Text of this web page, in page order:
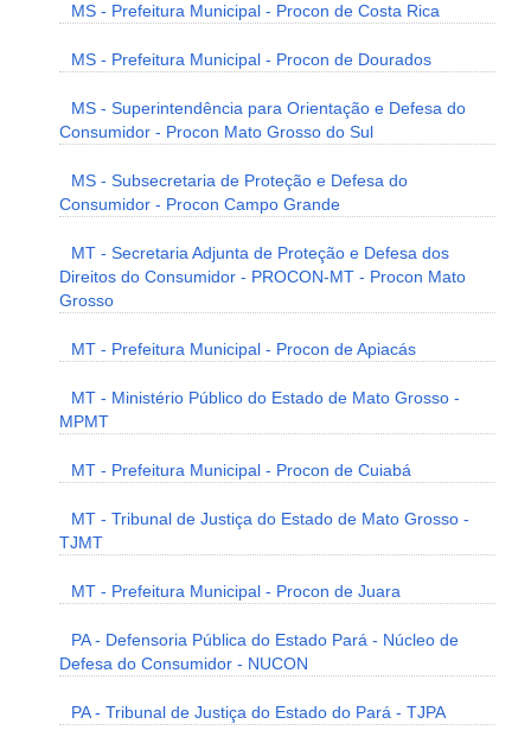
MS - Prefeitura Municipal - Procon de Costa Rica
MS - Prefeitura Municipal - Procon de Dourados
MS - Superintendência para Orientação e Defesa do
Consumidor - Procon Mato Grosso do Sul
MS - Subsecretaria de Proteção e Defesa do
Consumidor - Procon Campo Grande
MT - Secretaria Adjunta de Proteção e Defesa dos
Direitos do Consumidor - PROCON-MT - Procon Mato
Grosso
MT - Prefeitura Municipal - Procon de Apiacás
MT - Ministério Público do Estado de Mato Grosso -
MPMT
MT - Prefeitura Municipal - Procon de Cuiabá
MT - Tribunal de Justiça do Estado de Mato Grosso -
TJMT
MT - Prefeitura Municipal - Procon de Juara
PA - Defensoria Pública do Estado Pará - Núcleo de
Defesa do Consumidor - NUCON
PA - Tribunal de Justiça do Estado do Pará - TJPA